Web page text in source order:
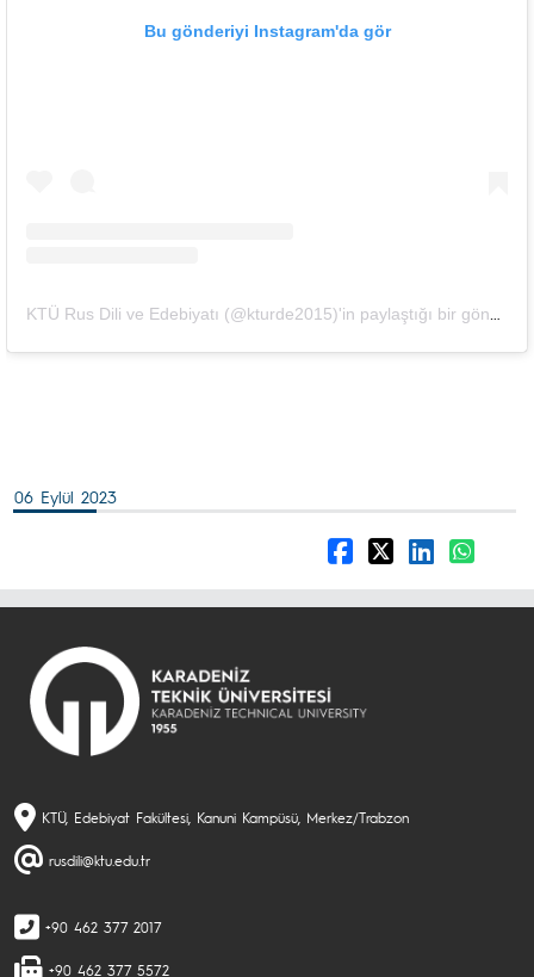
Bu gönderiyi Instagram'da gör
06 Eylül 2023
KTÜ, Edebiyat Fakültesi, Kanuni Kampüsü, Merkez/Trabzon
rusdili@ktu.edu.tr
+90 462 377 2017
+90 462 377 5572